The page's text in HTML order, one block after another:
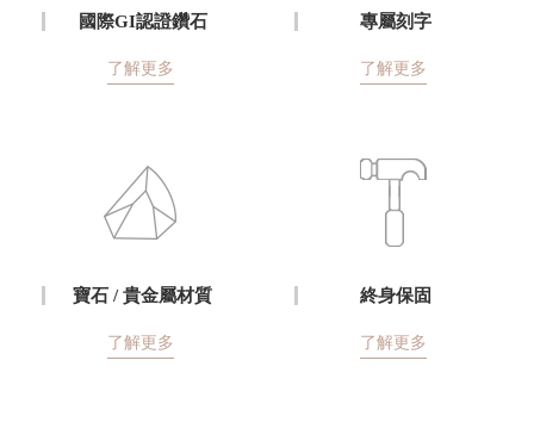
國際GI認證鑽石
了解更多
專屬刻字
了解更多
寶石 / 貴金屬材質
了解更多
終身保固
了解更多